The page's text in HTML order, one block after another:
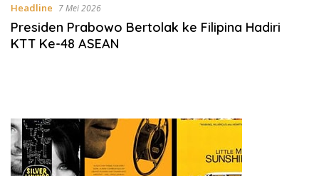
Headline 7 Mei 2026
Presiden Prabowo Bertolak ke Filipina Hadiri
KTT Ke-48 ASEAN